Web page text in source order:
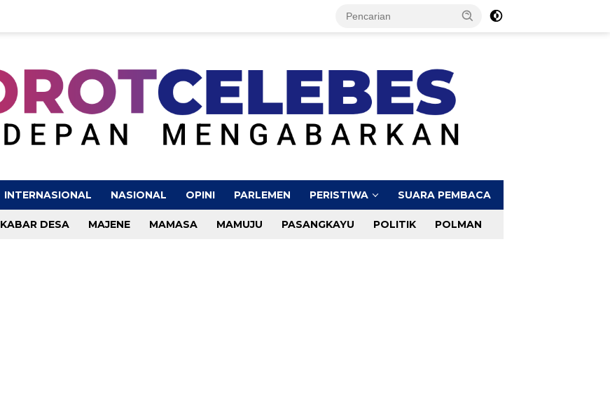
INTERNASIONAL NASIONAL OPINI PARLEMEN PERISTIWA SUARA PEMBACA
KABAR DESA MAJENE MAMASA MAMUJU PASANGKAYU POLITIK POLMAN